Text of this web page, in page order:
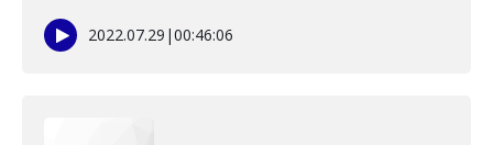
2022.07.29 |00:46:06